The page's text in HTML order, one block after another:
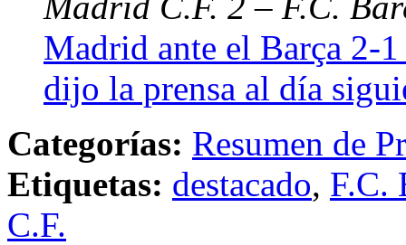
Madrid ante el Barça 2-
dijo la prensa al día
Categorías: Resumen de
Etiquetas: destacado, F.C.
C.F.